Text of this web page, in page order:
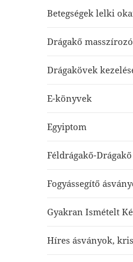
Betegségek lelki
Drágakő
Drágakövek
E-könyvek
Egyiptom
Féldrágakő-
Fogyássegítő
Gyakran Ismételt
Híres ásványok,